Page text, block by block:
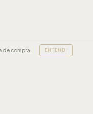
de compra. ENTENDI